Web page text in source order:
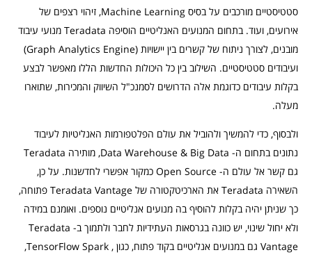
סטטיסטיים מורכבים על בסיס Machine Learning, זיהוי רצפים של
אירועים, ועוד. בתחום המנועים האנליטיים הוסיפה Teradata מנועי עיבוד
מובנים, לצורך ניתוח של קשרים בין יישויות (Graph Analytics Engine)
ועיבודים סטטיסטיים. השילוב בין כל היכולות החדשות הללו מאפשר לבצע
בקלות עיבודים כדוגמת אלה הדרושים לסמנכ"ל השיווק והמכירות, שתוארו
מעלה.
ולבסוף, כדי להמשיך ולהוביל את עולם הפלטפורמות האנליטיות לעיבוד
נתונים בתחום ה- Data Warehouse & Big Data, מותירה Teradata
גם קשר אל עולם ה- Open Source כמקור אפשרי לחדשנות. על כן,
השאירה Teradata את הארכיטקטורה של Teradata Vantage פתוחה,
כך שניתן יהיה בקלות להוסיף בה מנועים אנליטיים נוספים. ואומנם במידה
ולא יחול שינוי, יש כוונה בגרסאות העתידיות לחבר ולתמוך ב- Teradata
Vantage גם במנועים אנליטיים בקוד פתוח, כגון , TensorFlow Spark,